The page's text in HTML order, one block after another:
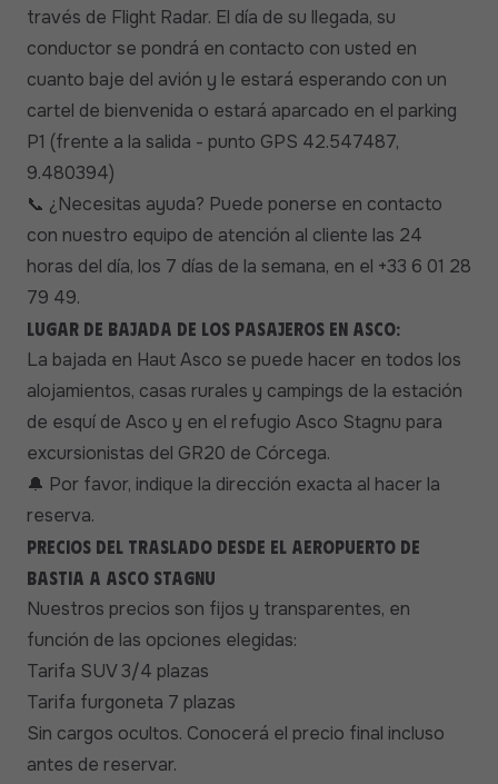
través de Flight Radar. El día de su llegada, su
conductor se pondrá en contacto con usted en
cuanto baje del avión y le estará esperando con un
cartel de bienvenida o estará aparcado en el parking
P1 (frente a la salida - punto GPS 42.547487,
9.480394)
📞 ¿Necesitas ayuda? Puede ponerse en contacto
con nuestro equipo de atención al cliente las 24
horas del día, los 7 días de la semana, en el +33 6 01 28
79 49.
Lugar de bajada de los pasajeros en Asco:
La bajada en Haut Asco se puede hacer en todos los
alojamientos, casas rurales y campings de la estación
de esquí de Asco y en el refugio Asco Stagnu para
excursionistas del GR20 de Córcega.
🔔 Por favor, indique la dirección exacta al hacer la
reserva.
Precios del traslado desde el aeropuerto de
Bastia a Asco Stagnu
Nuestros precios son fijos y transparentes, en
función de las opciones elegidas:
Tarifa SUV 3/4 plazas
Tarifa furgoneta 7 plazas
Sin cargos ocultos. Conocerá el precio final incluso
antes de reservar.